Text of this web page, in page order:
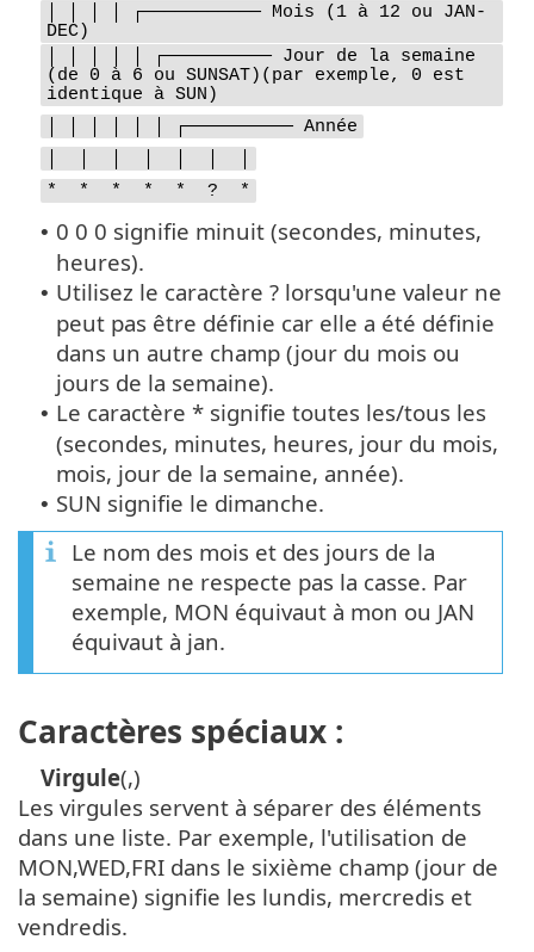
│ │ │ │ ┌─────────── Mois (1 à 12 ou JAN-
DEC)
│ │ │ │ │ ┌────────── Jour de la semaine
(de 0 à 6 ou SUNSAT)(par exemple, 0 est
identique à SUN)
│ │ │ │ │ │ ┌────────── Année
* * * * * ? *
• 0 0 0 signifie minuit (secondes, minutes,
heures).
• Utilisez le caractère ? lorsqu'une valeur ne
peut pas être définie car elle a été définie
dans un autre champ (jour du mois ou
jours de la semaine).
• Le caractère * signifie toutes les/tous les
(secondes, minutes, heures, jour du mois,
mois, jour de la semaine, année).
• SUN signifie le dimanche.
Le nom des mois et des jours de la
semaine ne respecte pas la casse. Par
exemple, MON équivaut à mon ou JAN
équivaut à jan.
Caractères spéciaux :
Virgule(,)
Les virgules servent à séparer des éléments
dans une liste. Par exemple, l'utilisation de
MON,WED,FRI dans le sixième champ (jour de
la semaine) signifie les lundis, mercredis et
vendredis.